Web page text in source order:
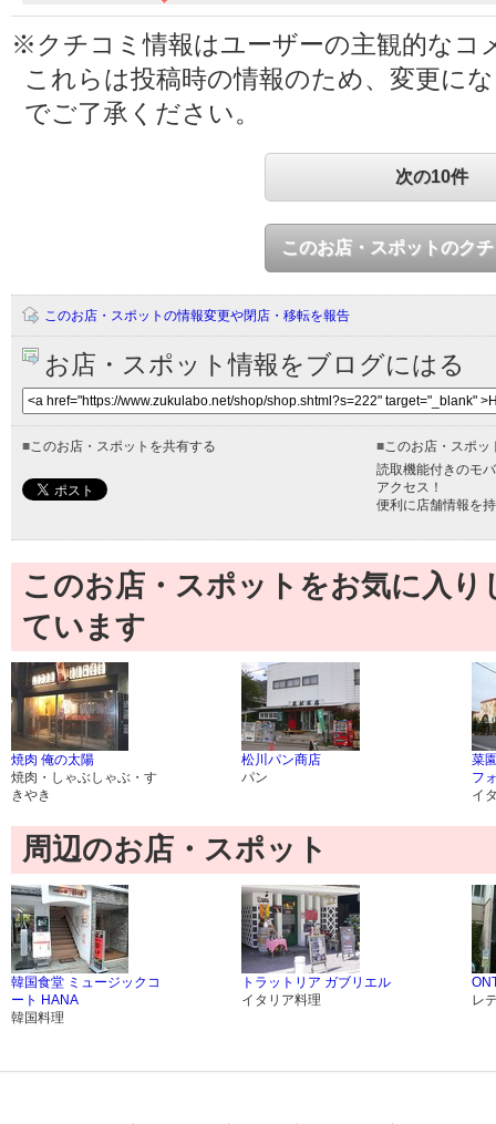
※クチコミ情報はユーザーの主観的なコ
これらは投稿時の情報のため、変更に
でご了承ください。
次の10件
このお店・スポットのク
このお店・スポットの情報変更や閉店・移転を報告
お店・スポット情報をブログにはる
■このお店・スポットを共有する ■このお店・スポッ
読取機能付きのモ
アクセス！
便利に店舗情報を
このお店・スポットをお気に入
ています
焼肉 俺の太陽
焼肉・しゃぶしゃぶ・す
きやき
松川パン商店
パン
菜
フ
イ
周辺のお店・スポット
韓国食堂 ミュージックコ
ート HANA
韓国料理
トラットリア ガブリエル
イタリア料理
レ